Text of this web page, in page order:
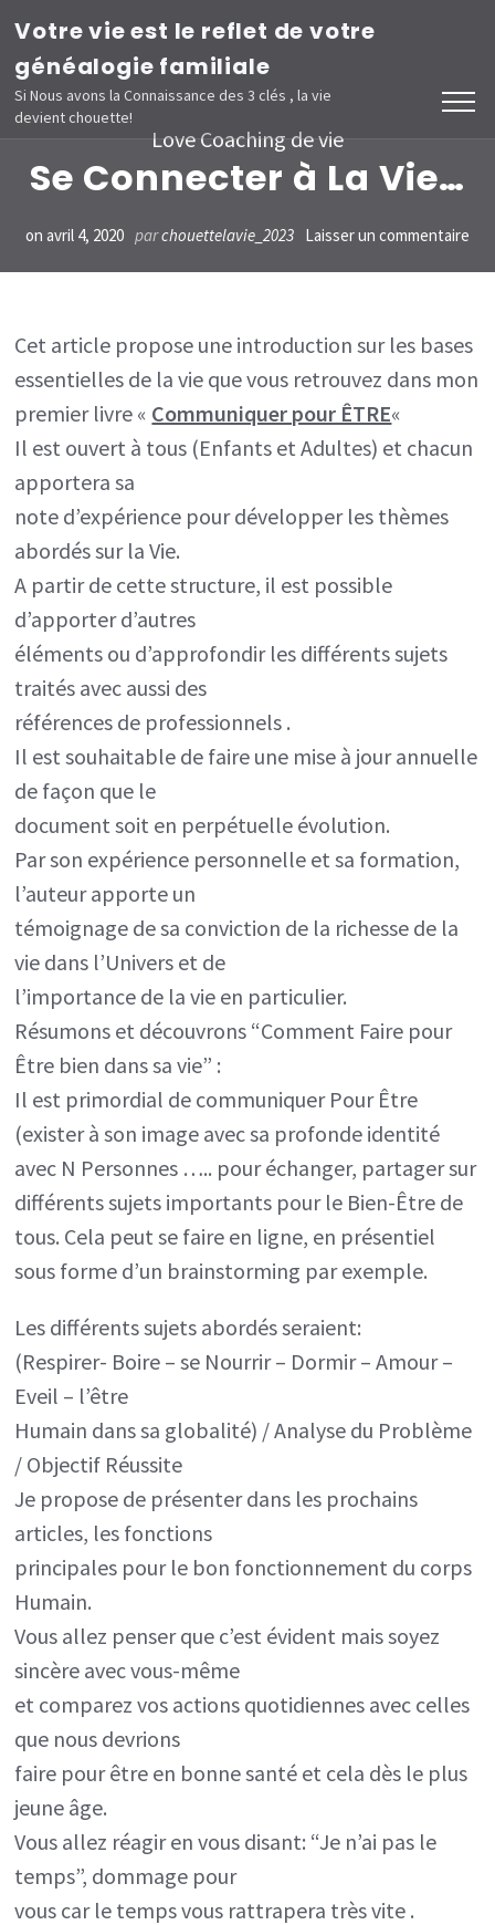
Aller
contenu
(Pressez
Votre vie est le reflet de votre
généalogie familiale
Si Nous avons la Connaissance des 3 clés , la vie
devient chouette!
Love Coaching de vie
Se Connecter à La Vie…
on avril 4, 2020 parchouettelavie_2023 Laisser un commentaire
Se
à
La
Cet article propose une introduction sur les bases
essentielles de la vie que vous retrouvez dans mon
premier livre « Communiquer pour ÊTRE«
Il est ouvert à tous (Enfants et Adultes) et chacun
apportera sa
note d’expérience pour développer les thèmes
abordés sur la Vie.
A partir de cette structure, il est possible
d’apporter d’autres
éléments ou d’approfondir les différents sujets
traités avec aussi des
références de professionnels .
Il est souhaitable de faire une mise à jour annuelle
de façon que le
document soit en perpétuelle évolution.
Par son expérience personnelle et sa formation,
l’auteur apporte un
témoignage de sa conviction de la richesse de la
vie dans l’Univers et de
l’importance de la vie en particulier.
Résumons et découvrons “Comment Faire pour
Être bien dans sa vie” :
Il est primordial de communiquer Pour Être
(exister à son image avec sa profonde identité
avec N Personnes ….. pour échanger, partager sur
différents sujets importants pour le Bien-Être de
tous. Cela peut se faire en ligne, en présentiel
sous forme d’un brainstorming par exemple.
Les différents sujets abordés seraient:
(Respirer- Boire – se Nourrir – Dormir – Amour –
Eveil – l’être
Humain dans sa globalité) / Analyse du Problème
/ Objectif Réussite
Je propose de présenter dans les prochains
articles, les fonctions
principales pour le bon fonctionnement du corps
Humain.
Vous allez penser que c’est évident mais soyez
sincère avec vous-même
et comparez vos actions quotidiennes avec celles
que nous devrions
faire pour être en bonne santé et cela dès le plus
jeune âge.
Vous allez réagir en vous disant: “Je n’ai pas le
temps”, dommage pour
vous car le temps vous rattrapera très vite .